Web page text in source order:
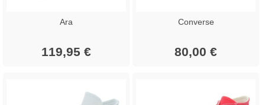
Ara
119,95 €
Converse
80,00 €